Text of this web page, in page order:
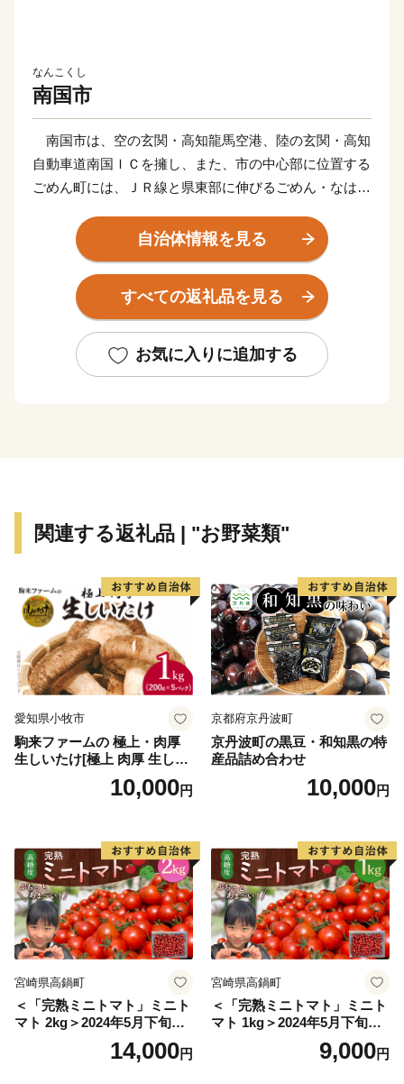
なんこくし
南国市
南国市は、空の玄関・高知龍馬空港、陸の玄関・高知
自動車道南国ＩＣを擁し、また、市の中心部に位置する
ごめん町には、ＪＲ線と県東部に伸びるごめん・なはり
面電車の始発駅「ごめん町駅」などがあり、土佐の旅の
玄関口として大きな役割を果たしています。
かつて土佐の国庁として栄えてきたこの街には、いに
しえの息吹を伝える多くの歴史遺産が点在し、土佐の稲
日本一の施設園芸野菜などが、豊かな食の実りを育んで
います。
自治体情報を見る
すべての返礼品を見る
お気に入りに追加する
関連する返礼品 | "お野菜類"
愛知県小牧市
駒来ファームの 極上・肉厚
生しいたけ[極上 肉厚 生しい
たけ 生シイタケ 生椎茸 安心
安全 国産 採れたて 新鮮 きの
10,000円
京都府京丹波町
京丹波町の黒豆・和知黒の特
産品詰め合わせ
10,000円
宮崎県高鍋町
＜「完熟ミニトマト」ミニト
マト 2kg＞2024年5月下旬迄
に順次出荷 野菜ソムリエサ
ミット アルル・リリカ共に
14,000円
宮崎県高鍋町
＜「完熟ミニトマト」ミニト
マト 1kg＞2024年5月下旬迄
に順次出荷 野菜ソムリエサ
ミット アルル・リリカ共に
9,000円